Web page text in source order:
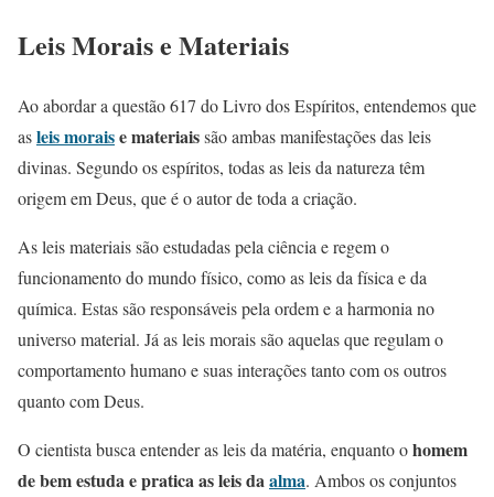
Leis Morais e Materiais
Ao abordar a questão 617 do Livro dos Espíritos, entendemos que
asleis moraise materiaissão ambas manifestações das leis
divinas. Segundo os espíritos, todas as leis da natureza têm
origem em Deus, que é o autor de toda a criação.
As leis materiais são estudadas pela ciência e regem o
funcionamento do mundo físico, como as leis da física e da
química. Estas são responsáveis pela ordem e a harmonia no
universo material. Já as leis morais são aquelas que regulam o
comportamento humano e suas interações tanto com os outros
quanto com Deus.
O cientista busca entender as leis da matéria, enquanto ohomem
de bem estuda e pratica as leis daalma. Ambos os conjuntos